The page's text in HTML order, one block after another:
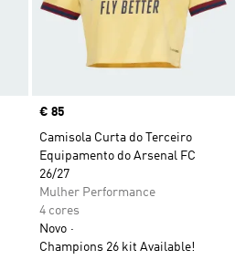
Price
€ 85
Camisola Curta do Terceiro
Equipamento do Arsenal FC
26/27
Mulher Performance
4 cores
Novo
Champions 26 kit Available!